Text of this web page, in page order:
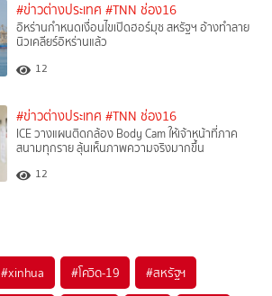
#ข่าวต่างประเทศ #TNN ช่อง16
อิหร่านกำหนดเงื่อนไขเปิดฮอร์มุซ สหรัฐฯ อ้างทำลาย
นิวเคลียร์อิหร่านแล้ว
12
#ข่าวต่างประเทศ #TNN ช่อง16
ICE วางแผนติดกล้อง Body Cam ให้เจ้าหน้าที่ภาค
สนามทุกราย ลุ้นเห็นภาพความจริงมากขึ้น
12
#xinhua #โควิด-19 #สหรัฐฯ